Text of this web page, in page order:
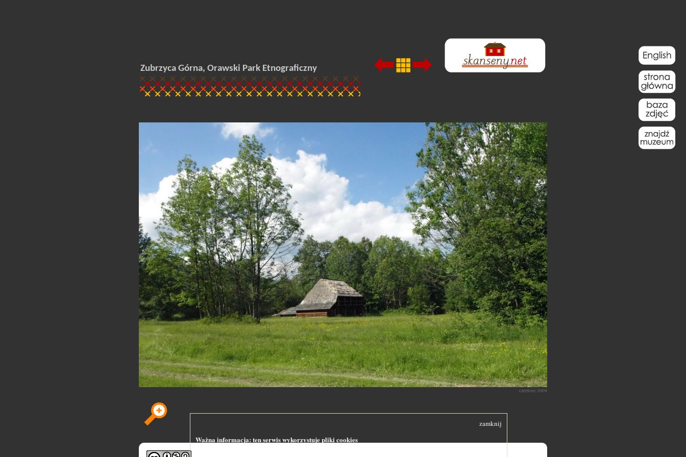
Zubrzyca Górna, Orawski Park Etnograficzny
czerwiec 2009
zamknij
Ważna informacja: ten serwis wykorzystuje pliki cookies